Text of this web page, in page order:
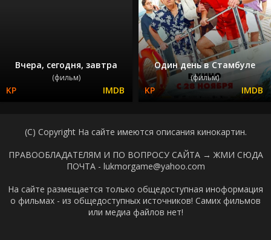
Вчера, сегодня, завтра
(фильм)
Один день в Стамбуле
(фильм)
(C) Copyright На сайте имеются описания кинокартин.
ПРАВООБЛАДАТЕЛЯМ И ПО ВОПРОСУ САЙТА → ЖМИ СЮДА
ПОЧТА - lukmorgame@yahoo.com
На сайте размещается только общедоступная иноформация
о фильмах - из общедоступных источников! Самих фильмов
или медиа файлов нет!